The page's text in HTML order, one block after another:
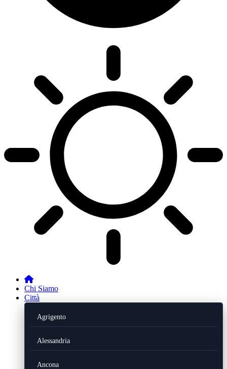
Chi Siamo
Città
Agrigento
Alessandria
Ancona